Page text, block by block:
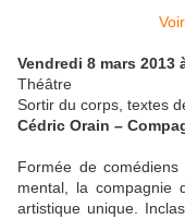
Vendredi 8 mars 2013
Théâtre
Sortir du corps, textes
Cédric Orain –
Formée de
mental, la compagnie
artistique unique.